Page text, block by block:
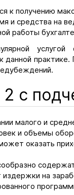
к получению
и средства на
работы
услугой
данной
с
малого и
и объемы
оказать
на